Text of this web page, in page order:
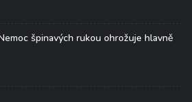
špinavých rukou ohrožuje hlavně